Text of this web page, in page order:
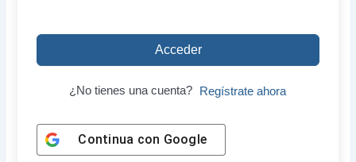
Acceder
¿No tienes una cuenta? Regístrate ahora
Continua con Google